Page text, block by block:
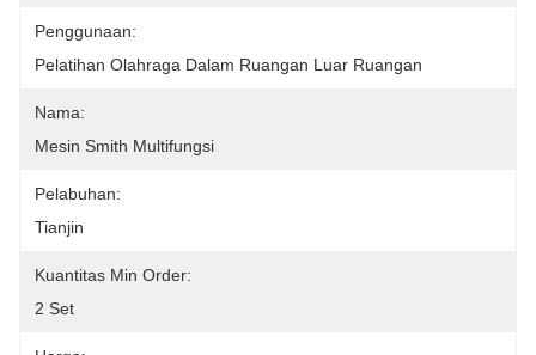
Penggunaan:
Pelatihan Olahraga Dalam Ruangan Luar Ruangan
Nama:
Mesin Smith Multifungsi
Pelabuhan:
Tianjin
Kuantitas Min Order:
2 Set